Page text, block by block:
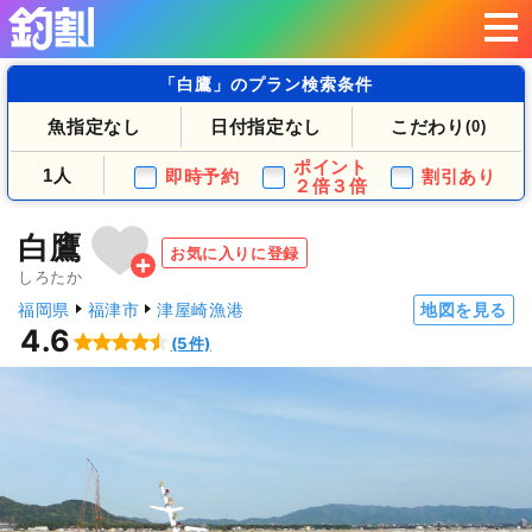
「白鷹」のプラン検索条件
魚指定なし 日付指定なし こだわり (0)
1人 即時予約
ポイント
２倍３倍
割引あり
白鷹
しろたか
お気に入りに登録
福岡県 福津市 津屋崎漁港 地図を見る
4.6 (5件)